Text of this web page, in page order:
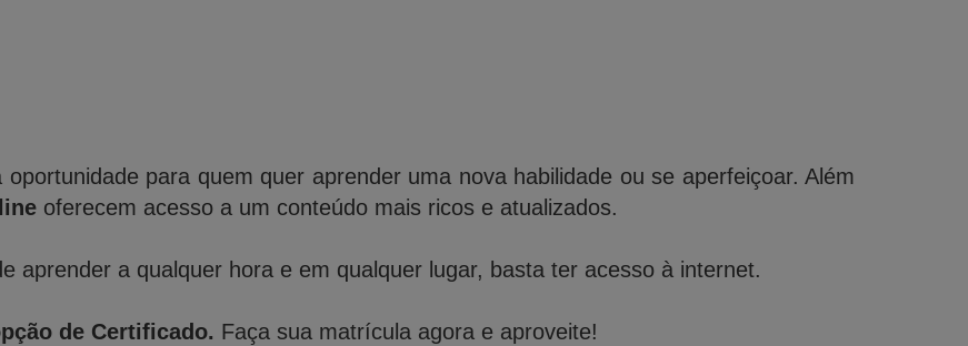
para quem quer aprender uma nova habilidade ou se aperfeiçoar. Além
oferecem acesso a um conteúdo mais ricos e atualizados.
aprender a qualquer hora e em qualquer lugar, basta ter acesso à internet.
de Certificado. Faça sua matrícula agora e aproveite!